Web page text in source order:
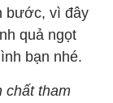
bước, vì đây
quả ngọt
bạn nhé.
chất tham